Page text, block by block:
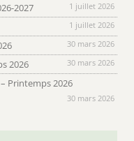
2027
1 juillet 2026
1 juillet 2026
30 mars 2026
2026 30 mars 2026
Printemps 2026
30 mars 2026